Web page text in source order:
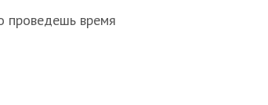
проведешь время